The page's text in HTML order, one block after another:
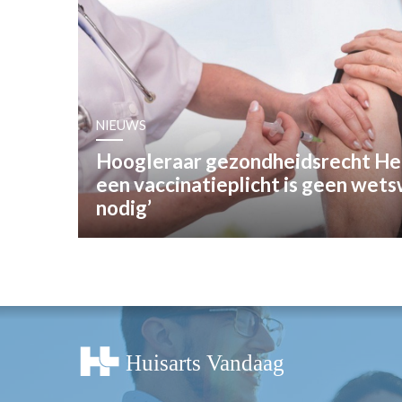
TARIEVEN
VPHUISARTSEN
MEDISCHE
INLOGGEN
REGISTRATIE
NIEUWS
Hoogleraar gezondheidsrecht
een vaccinatieplicht is geen
nodig’